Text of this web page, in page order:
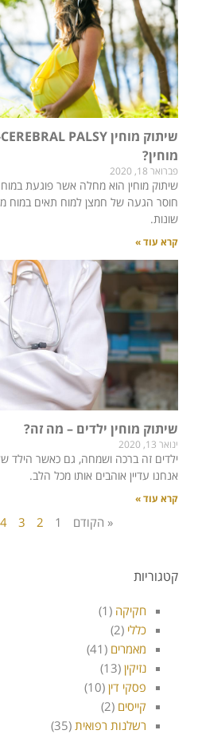
מוחין?
פברואר 18, 2020
שיתוק מוחין הוא מחלה אשר פוגעת
חוסר הגעה של חמצן למוח תאים במוח
שונות.
קרא עוד »
שיתוק מוחין ילדים – מה זה?
ינואר 13, 2020
ילדים זה ברכה ושמחה, גם כאשר הילד
אנחנו עדיין אוהבים אותו מכל הלב.
קרא עוד »
« הקודם 1
2
3
4
קטגוריות
חקיקה (1)
כללי (2)
מאמרים (41)
נזיקין (13)
פסקי דין (10)
קייסים (2)
רשלנות רפואית (35)